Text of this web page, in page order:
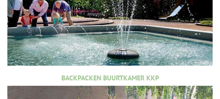
BACKPACKEN BUURTKAMER KKP